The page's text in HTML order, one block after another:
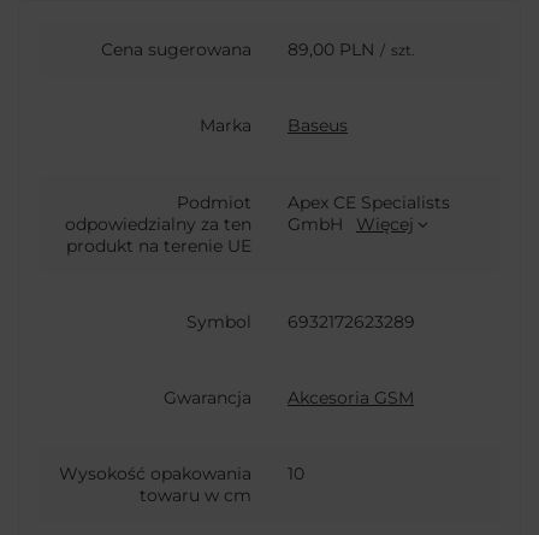
Cena sugerowana 89,00 PLN / szt.
Marka Baseus
Podmiot
odpowiedzialny za ten
produkt na terenie UE
Apex CE Specialists
GmbH
Więcej
Symbol 6932172623289
Gwarancja Akcesoria GSM
Wysokość opakowania
towaru w cm
10